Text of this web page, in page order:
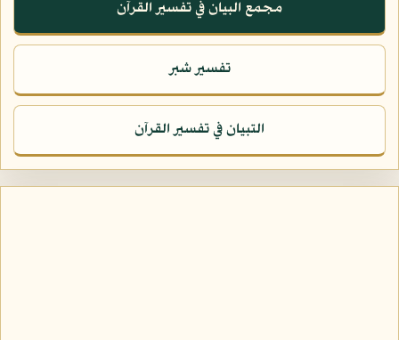
مجمع البيان في تفسير القرآن
تفسير شبر
التبيان في تفسير القرآن